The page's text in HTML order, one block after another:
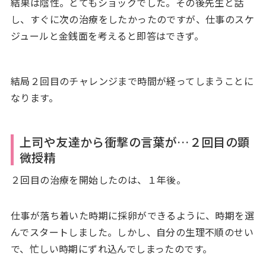
し、すぐに次の治療をしたかったのですが、仕事のスケ
ジュールと金銭面を考えると即答はできず。
結局２回目のチャレンジまで時間が経ってしまうことに
なります。
上司や友達から衝撃の言葉が…２回目の顕
微授精
２回目の治療を開始したのは、１年後。
仕事が落ち着いた時期に採卵ができるように、時期を選
んでスタートしました。しかし、自分の生理不順のせい
で、忙しい時期にずれ込んでしまったのです。